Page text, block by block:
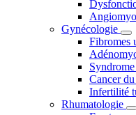
Gynécologie
Fibromes
Cancer du
Infertilité
Rhumatologie